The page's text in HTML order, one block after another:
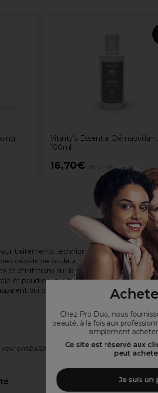
Chez Pro Duo, nous
beauté, à la fois aux
simplement
Ce site est réservé aux
peut
Je suis un
Vitality's Essential Démaquillant
100ml
16,70€
traitements techniques
dépôts de couleur.
et d'irritations sur la peau lors du service
et poudrée, qui évoque des sensations
qui permet d'appliquer le produit
emballage)